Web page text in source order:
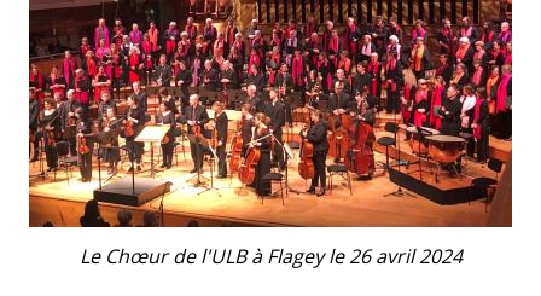
Le Chœur de l'ULB à Flagey le 26 avril 2024